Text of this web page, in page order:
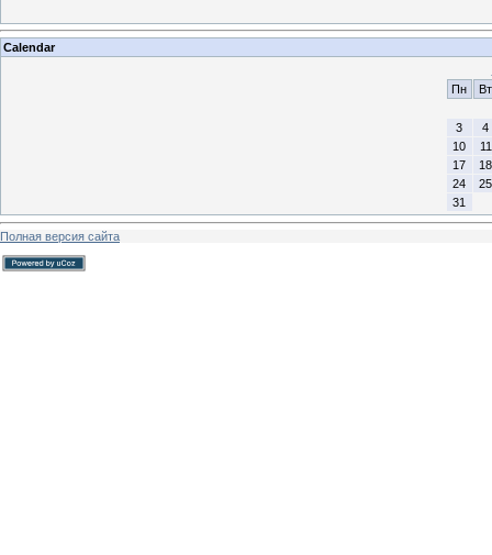
Calendar
Пн
Вт
3
4
10
11
17
18
24
25
31
Полная версия сайта